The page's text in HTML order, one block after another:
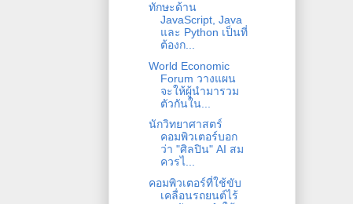
ทักษะด้าน
JavaScript, Java
และ Python เป็นที่
ต้องก...
World Economic
Forum วางแผน
จะให้ผู้นำมารวม
ตัวกันใน...
นักวิทยาศาสตร์
คอมพิวเตอร์บอก
ว่า "ศิลปิน" AI สม
ควรไ...
คอมพิวเตอร์ที่ใช้ขับ
เคลื่อนรถยนต์ไร้